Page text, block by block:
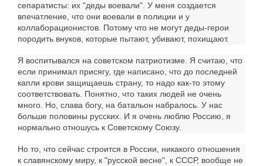
сепаратисты: их "деды воевали". У меня создается
впечатление, что они воевали в полиции и у
коллаборационистов. Потому что не могут деды-герои
породить внуков, которые пытают, убивают, похищают.
Я воспитывался на советском патриотизме. Я считаю, что
если принимал присягу, где написано, что до последней
капли крови защищаешь страну, то надо как-то этому
соответствовать. Понятно, что таких людей не очень
много. Но, слава богу, на батальон набралось. У нас
больше половины русских. И я очень люблю Россию, я
нормально отношусь к Советскому Союзу.
Но то, что сейчас строится в России, никакого отношения
к славянскому миру, к "русской весне", к СССР, вообще не